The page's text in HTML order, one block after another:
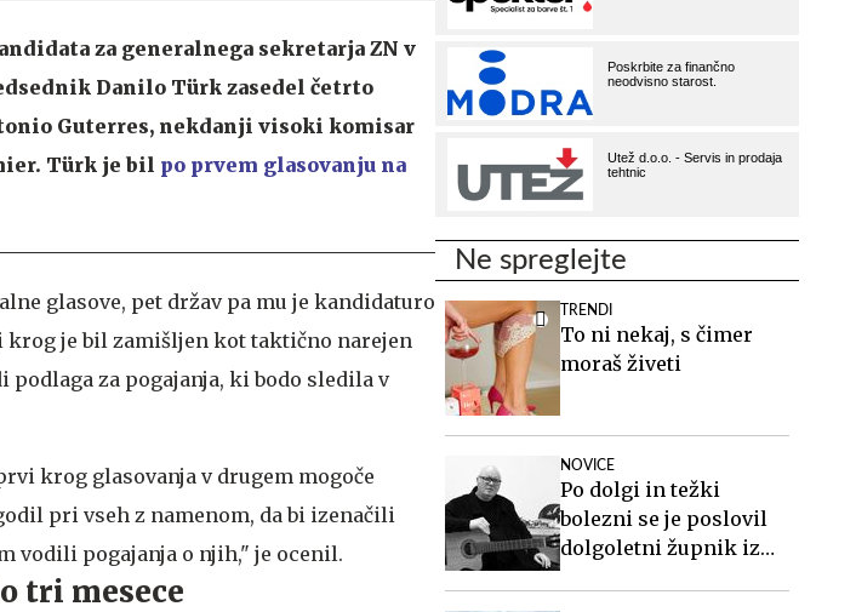
za generalnega sekretarja ZN v
Danilo Türk zasedel četrto
Guterres, nekdanji visoki komisar
Türk je bil po prvem glasovanju na
glasove, pet držav pa mu je kandidaturo
krog je bil zamišljen kot taktično narejen
za pogajanja, ki bodo sledila v
krog glasovanja v drugem mogoče
pri vseh z namenom, da bi izenačili
vodili pogajanja o njih," je ocenil.
tri mesece
Ne spreglejte
TRENDI
To ni nekaj, s čimer
moraš živeti
NOVICE
Po dolgi in težki
bolezni se je poslovil
dolgoletni župnik iz